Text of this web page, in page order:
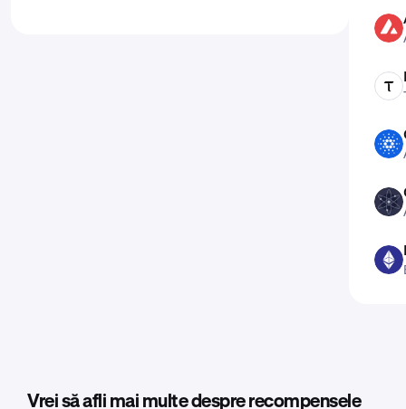
AVAX
TAO
ADA
ATOM
ETH
Vrei să afli mai multe despre recompensele